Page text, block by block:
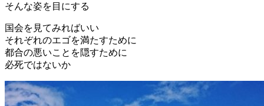
そんな姿を目にする
国会を見てみればいい
それぞれのエゴを満たすために
都合の悪いことを隠すために
必死ではないか